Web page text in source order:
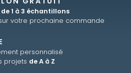
de 1 à 3 échantillons
votre prochaine commande
personnalisé
projets de A à Z